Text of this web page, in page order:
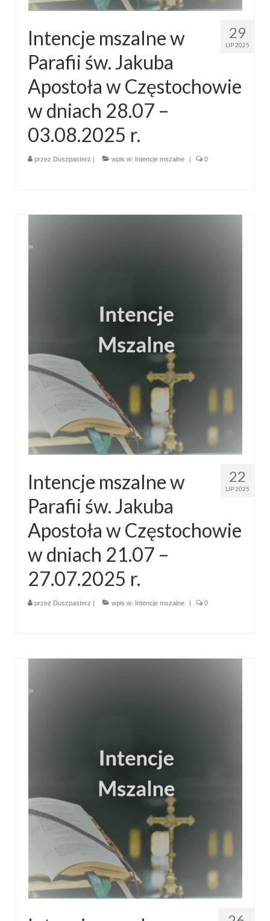
Niezbędnik Katolika
Kaplica Adoracji
Pracownicy
e-Katolik
Nabożeństwa
Nabożeństwa różne
Sakramenty
Sakrament pojednania
Sakrament małżeństwa
Sakrament kapłaństwa
Sakrament namaszczenia chorych
Galeria
Galerie 2026
Wielki Czwartek 02.04.2026
Wielki Piątek 03.04.2026
Wielka Sobota 04.04.2026
Godzina Miłosierdzia 12.04.2026
Galerie 2025
Odpust 2024
Bierzmowanie 27.11.2023
Odpust 2023
Zakończenie oktawy 2023
Niedziela Palmowa 2023
Galerie 2022
29
LIP 2025
Intencje mszalne w
Parafii św. Jakuba
Apostoła w Częstochowie
w dniach 28.07 –
03.08.2025 r.
przez Duszpasterz wpis w: Intencje mszalne 0
22
LIP 2025
Intencje mszalne w
Parafii św. Jakuba
Apostoła w Częstochowie
w dniach 21.07 –
27.07.2025 r.
przez Duszpasterz wpis w: Intencje mszalne 0